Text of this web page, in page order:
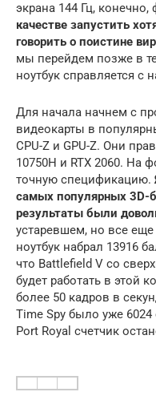
экрана 144 Гц, конечно,
качестве запустить
говорить о поистине
мы перейдем позже в
ноутбук справляется с
Для начала начнем с
видеокарты в
CPU-Z и GPU-Z. Они
10750H и RTX 2060. На
точную спецификацию.
самых популярных 3D-
результаты были
устаревшем, но все
ноутбук набрал 13916
что Battlefield V со
будет работать в этой
более 50 кадров в
Time Spy было уже
Port Royal счетчик